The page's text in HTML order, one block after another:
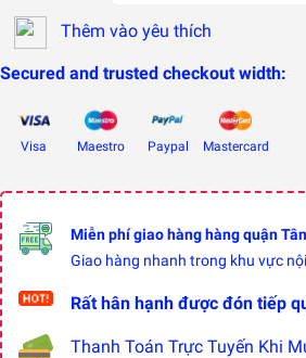
Thêm vào yêu thích
Secured and trusted checkout width:
Visa Maestro Paypal Mastercard
Miễn phí giao hàng hàng quận
Giao hàng nhanh trong khu vực
Rất hân hạnh được đón tiếp
Thanh Toán Trực Tuyến Khi